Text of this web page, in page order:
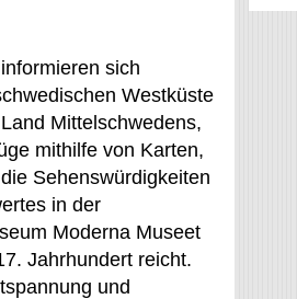
sich
Westküste
Mittelschwedens,
mithilfe von Karten,
Sehenswürdigkeiten
in der
Moderna Museet
Jahrhundert reicht.
und